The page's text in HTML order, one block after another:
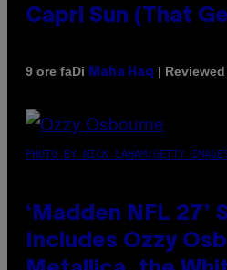
Capri Sun (That
9 ore faDi Maha Haq |
PHOTO BY NICK LAHAM/GETTY
‘Madden NFL 27’
Includes Ozzy